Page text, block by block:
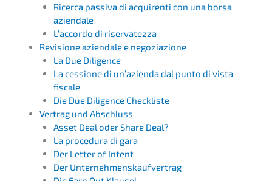
Ricer­ca passi­va di acqui­ren­ti con una borsa
aziendale
L’accordo di riservatezza
Revisio­ne aziend­a­le e negoziazione
La Due Diligence
La cessio­ne di un’azi­en­da dal punto di vista
fiscale
Die Due Diligence Checkliste
Vertrag und Abschluss
Asset Deal oder Share Deal?
La proce­du­ra di gara
Der Letter of Intent
Der Unter­neh­mens­kauf­ver­trag